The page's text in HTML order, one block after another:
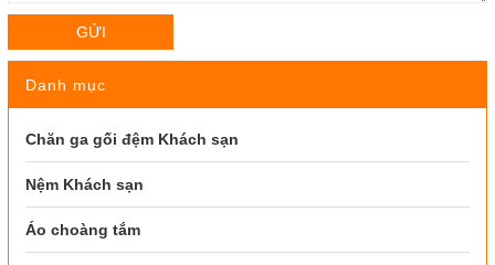
GỬI
Danh mục
Chăn ga gối đệm Khách sạn
Nệm Khách sạn
Áo choàng tắm